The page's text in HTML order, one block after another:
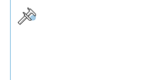
những chi phí không cần thiết.